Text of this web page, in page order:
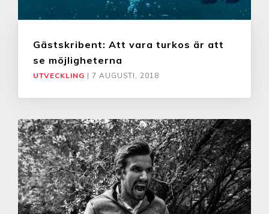
Gästskribent: Att vara turkos är att
se möjligheterna
UTVECKLING | 7 AUGUSTI, 2018